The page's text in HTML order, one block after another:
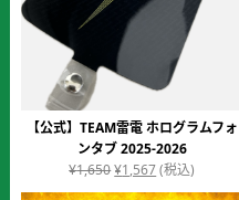
【公式】TEAM雷電 ホログラムフォ
ンタブ 2025-2026
¥1,650元
の
¥1,567現
在
(税込)